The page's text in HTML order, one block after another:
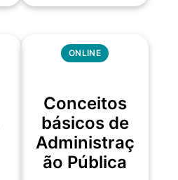
ONLINE
Conceitos
básicos de
Administraç
ão Pública